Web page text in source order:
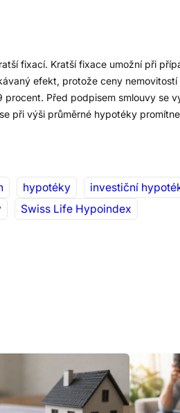
fixací. Kratší fixace umožní při
efekt, protože ceny nemovitostí
Před podpisem smlouvy se
při výši průměrné hypotéky
hypotéky
investiční
Swiss Life Hypoindex